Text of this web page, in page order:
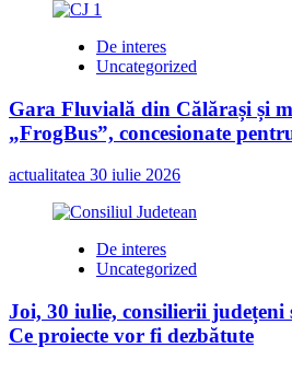
De interes
Uncategorized
Gara Fluvială din Călărași și
„FrogBus”, concesionate
actualitatea 30 iulie 2026
De interes
Uncategorized
Joi, 30 iulie, consilierii județeni
Ce proiecte vor fi dezbătute